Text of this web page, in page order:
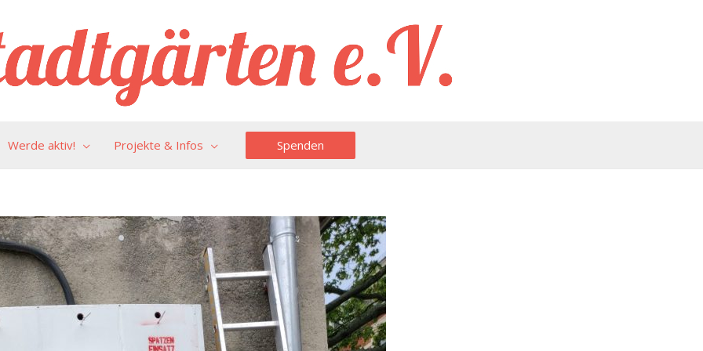
Werde aktiv! Projekte & Infos Spenden